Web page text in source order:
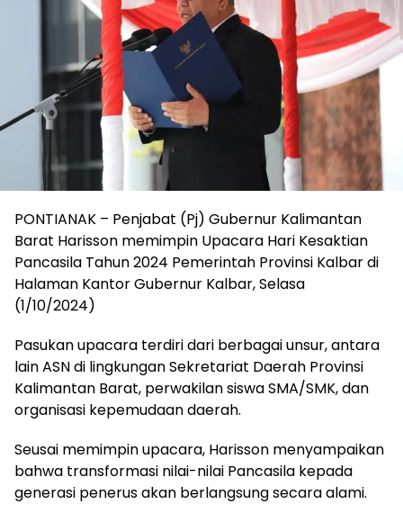
PONTIANAK – Penjabat (Pj) Gubernur Kalimantan
Barat Harisson memimpin Upacara Hari Kesaktian
Pancasila Tahun 2024 Pemerintah Provinsi Kalbar di
Halaman Kantor Gubernur Kalbar, Selasa
(1/10/2024)
Pasukan upacara terdiri dari berbagai unsur, antara
lain ASN di lingkungan Sekretariat Daerah Provinsi
Kalimantan Barat, perwakilan siswa SMA/SMK, dan
organisasi kepemudaan daerah.
Seusai memimpin upacara, Harisson menyampaikan
bahwa transformasi nilai-nilai Pancasila kepada
generasi penerus akan berlangsung secara alami.